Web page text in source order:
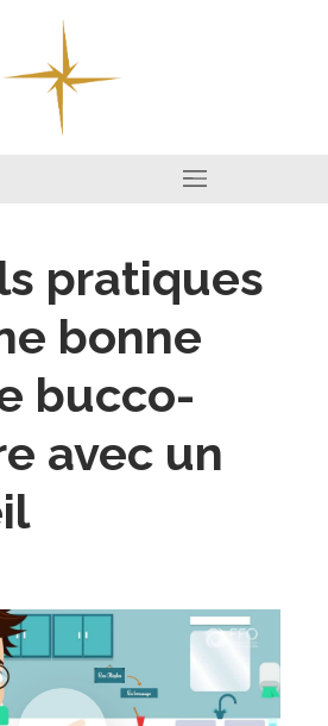
pratiques
bonne
bucco-
avec un